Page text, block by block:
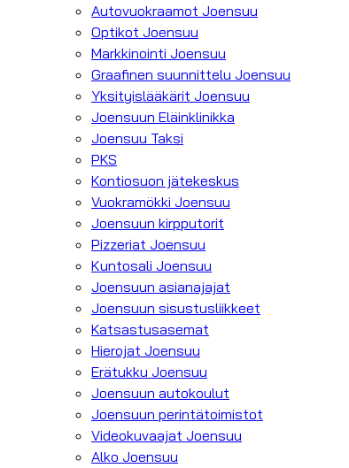
Autovuokraamot Joensuu
Optikot Joensuu
Markkinointi Joensuu
Graafinen suunnittelu Joensuu
Yksityislääkärit Joensuu
Joensuun Eläinklinikka
Joensuu Taksi
PKS
Kontiosuon jätekeskus
Vuokramökki Joensuu
Joensuun kirpputorit
Pizzeriat Joensuu
Kuntosali Joensuu
Joensuun asianajajat
Joensuun sisustusliikkeet
Katsastusasemat
Hierojat Joensuu
Erätukku Joensuu
Joensuun autokoulut
Joensuun perintätoimistot
Videokuvaajat Joensuu
Alko Joensuu